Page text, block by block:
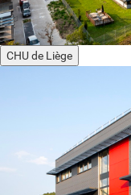
CHU de Liège